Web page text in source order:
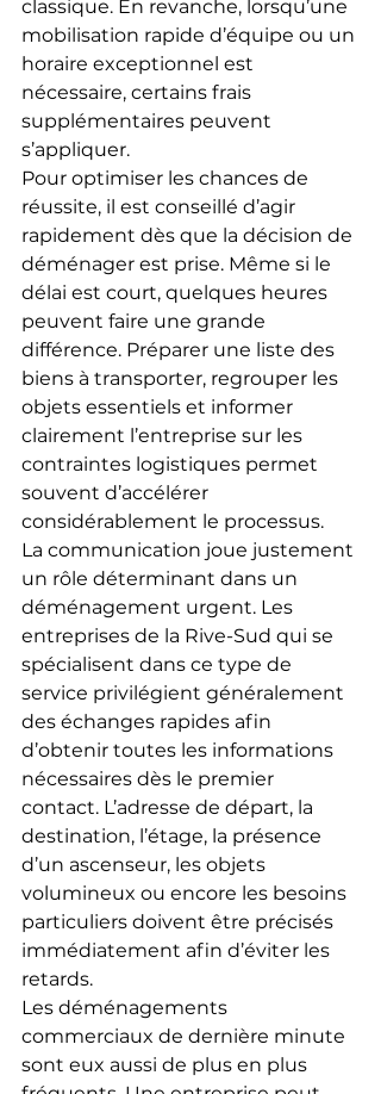
classique. En revanche, lorsqu’une
mobilisation rapide d’équipe ou un
horaire exceptionnel est
nécessaire, certains frais
supplémentaires peuvent
s’appliquer.
Pour optimiser les chances de
réussite, il est conseillé d’agir
rapidement dès que la décision de
déménager est prise. Même si le
délai est court, quelques heures
peuvent faire une grande
différence. Préparer une liste des
biens à transporter, regrouper les
objets essentiels et informer
clairement l’entreprise sur les
contraintes logistiques permet
souvent d’accélérer
considérablement le processus.
La communication joue justement
un rôle déterminant dans un
déménagement urgent. Les
entreprises de la Rive-Sud qui se
spécialisent dans ce type de
service privilégient généralement
des échanges rapides afin
d’obtenir toutes les informations
nécessaires dès le premier
contact. L’adresse de départ, la
destination, l’étage, la présence
d’un ascenseur, les objets
volumineux ou encore les besoins
particuliers doivent être précisés
immédiatement afin d’éviter les
retards.
Les déménagements
commerciaux de dernière minute
sont eux aussi de plus en plus